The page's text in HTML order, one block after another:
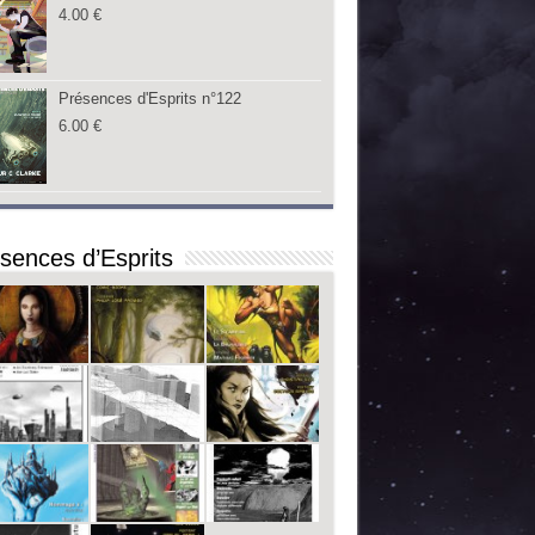
4.00 €
Présences d'Esprits n°122
6.00 €
d’Esprits